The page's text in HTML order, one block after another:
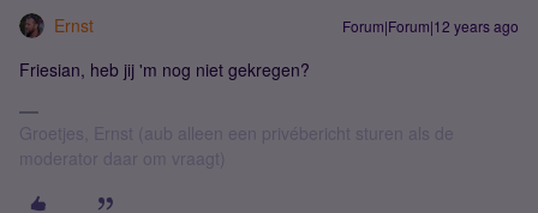
Ernst Forum|Forum|12 years ago
Friesian, heb jij 'm nog niet gekregen?
Groetjes, Ernst (aub alleen een privébericht sturen als de
moderator daar om vraagt)